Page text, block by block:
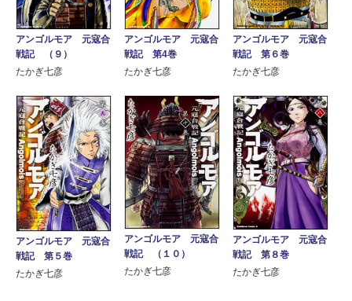
アンゴルモア 元寇合
戦記 （９）
たかぎ七彦
アンゴルモア 元寇合
戦記 第4巻
たかぎ七彦
アンゴルモア 元寇合
戦記 第６巻
たかぎ七彦
アンゴルモア 元寇合
戦記 第５巻
たかぎ七彦
アンゴルモア 元寇合
戦記 （１０）
たかぎ七彦
アンゴルモア 元寇合
戦記 第８巻
たかぎ七彦